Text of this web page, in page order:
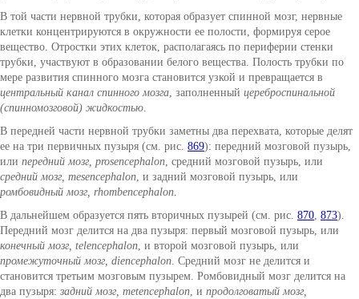
В той части нервной трубки, которая образует спинной мозг, нервные
клетки концентрируются в окружности ее полости, формируя серое
вещество. Отростки этих клеток, располагаясь по периферии стенки
трубки, участвуют в образовании белого вещества. Полость трубки по
мере развития спинного мозга становится узкой и превращается в
центральный канал спинного мозга, заполненный цереброспинальной
(спинномозговой) жидкостью.
В передней части нервной трубки заметны два перехвата, которые делят
ее на три первичных пузыря (см. рис. 869): передний мозговой пузырь,
или передний мозг, prosencephalon, средний мозговой пузырь, или
средний мозг, mesencephalon, и задний мозговой пузырь, или
ромбовидный мозг, rhombencephalon.
В дальнейшем образуется пять вторичных пузырей (см. рис. 870, 873).
Передний мозг делится на два пузыря: первый мозговой пузырь, или
конечный мозг, telencephalon, и второй мозговой пузырь, или
промежуточный мозг, diencephalon. Средний мозг не делится и
становится третьим мозговым пузырем. Ромбовидный мозг делится на
два пузыря: задний мозг, metencephalon, и продолговатый мозг,